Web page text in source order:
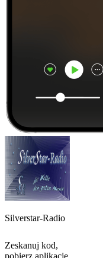
Silverstar-Radio
Zeskanuj kod,
pobierz aplikację,